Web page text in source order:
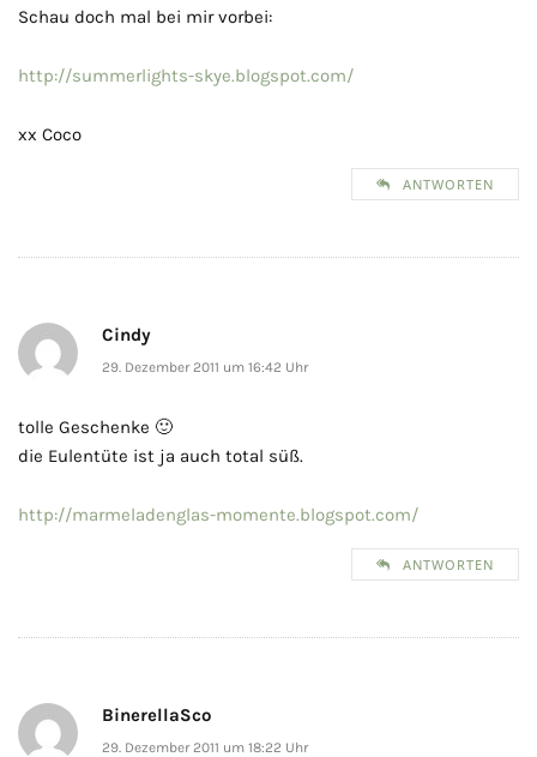
Schau doch mal bei mir vorbei:
http://summerlights-skye.blogspot.com/
xx Coco
ANTWORTEN
Cindy
29. Dezember 2011 um 16:42 Uhr
tolle Geschenke 🙂
die Eulentüte ist ja auch total süß.
http://marmeladenglas-momente.blogspot.com/
ANTWORTEN
BinerellaSco
29. Dezember 2011 um 18:22 Uhr